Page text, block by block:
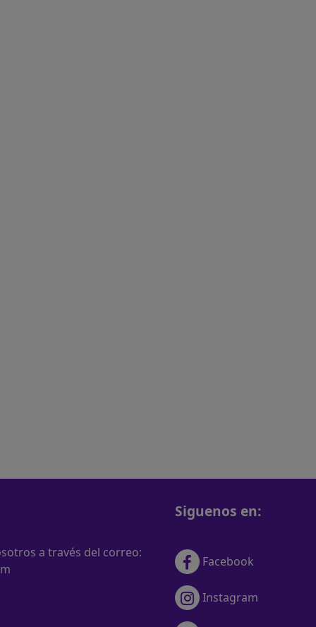
a través del correo:
Siguenos en:
Facebook
Instagram